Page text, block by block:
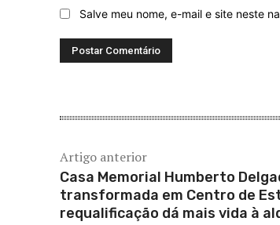
Salve meu nome, e-mail e site neste
Artigo anterior
Casa Memorial Humberto
transformada em Centro de
requalificação dá mais vida à